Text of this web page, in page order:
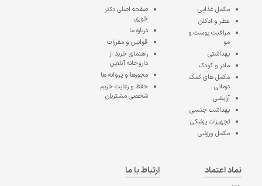
مکمل غذایی
عطر و ادکلن
مراقبت پوست و
مو
بهداشتی
مادر و کودک
مکمل های کمک
درمانی
آرایشی
بهداشت جنسی
تجهیزات پزشکی
مکمل ورزشی
صفحه اصلیدکتر
خوری
درباره ما
قوانین و مقررات
راهنمای خرید از
داروخانه آنلاین
مجوزها و پروانه ها
حفظ و رعایت حریم
شخصی مشتریان
نماد اعتماد
ارتباط با ما